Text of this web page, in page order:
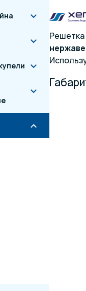
Решетка